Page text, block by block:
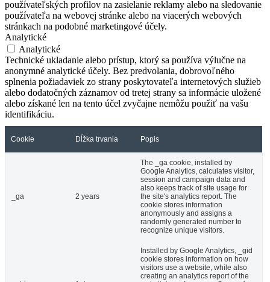
používateľských profilov na zasielanie reklamy alebo na sledovanie
používateľa na webovej stránke alebo na viacerých webových
stránkach na podobné marketingové účely.
Analytické
Analytické
Technické ukladanie alebo prístup, ktorý sa používa výlučne na
anonymné analytické účely. Bez predvolania, dobrovoľného
splnenia požiadaviek zo strany poskytovateľa internetových služieb
alebo dodatočných záznamov od tretej strany sa informácie uložené
alebo získané len na tento účel zvyčajne nemôžu použiť na vašu
identifikáciu.
Cookie Dĺžka trvania Popis
_ga 2 years
The _ga cookie, installed by
Google Analytics, calculates visitor,
session and campaign data and
also keeps track of site usage for
the site's analytics report. The
cookie stores information
anonymously and assigns a
randomly generated number to
recognize unique visitors.
Installed by Google Analytics, _gid
cookie stores information on how
visitors use a website, while also
creating an analytics report of the